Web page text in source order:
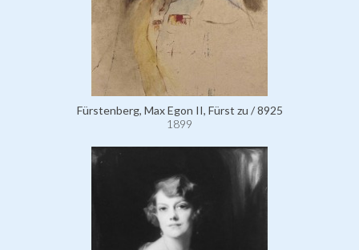
Fürstenberg, Max Egon II, Fürst zu / 8925
1899